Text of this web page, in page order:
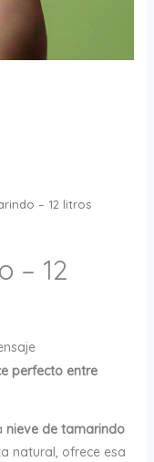
– 12 litros
– 12
perfecto entre
nieve de tamarindo
natural, ofrece esa